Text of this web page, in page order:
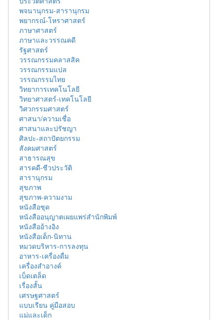
พจนานุกรม-สารานุกรม
พยากรณ์-โหราศาสตร์
ภาษาศาสตร์
ภาษาและวรรณคดี
รัฐศาสตร์
วรรณกรรมคลาสสิค
วรรณกรรมแปล
วรรณกรรมไทย
วิทยาการเทคโนโลยี
วิทยาศาสตร์-เทคโนโลยี
วิศวกรรมศาสตร์
ศาสนา/ความเชื่อ
ศาสนาและปรัชญา
ศิลปะ-สถาปัตยกรรม
สังคมศาสตร์
สาธารณสุข
สารคดี-ชีวประวัติ
สารานุกรม
สุขภาพ
สุขภาพ-ความงาม
หนังสือชุด
หนังสืออนุญาตเผยแพร่สำนักพิมพ์
หนังสืออ้างอิง
หนังสือเด็ก-นิทาน
หมวดบริหาร-การลงทุน
อาหาร-เครื่องดื่ม
เครื่องสำอางค์
เบ็ดเตล็ด
เรื่องสั้น
เศรษฐศาสตร์
แบบเรียน คู่มือสอบ
แม่และเด็ก